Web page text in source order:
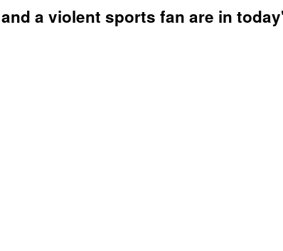
a violent sports fan are in